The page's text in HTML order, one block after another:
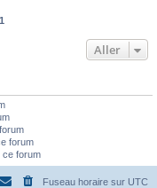
1
Aller
forum
ce forum
Fuseau horaire sur UTC